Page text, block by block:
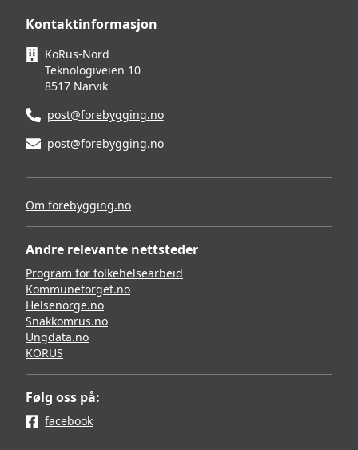
Kontaktinformasjon
KoRus-Nord
Teknologiveien 10
8517 Narvik
post@forebygging.no
post@forebygging.no
Om forebygging.no
Andre relevante nettsteder
Program for folkehelsearbeid
Kommunetorget.no
Helsenorge.no
Snakkomrus.no
Ungdata.no
KORUS
Følg oss på:
facebook